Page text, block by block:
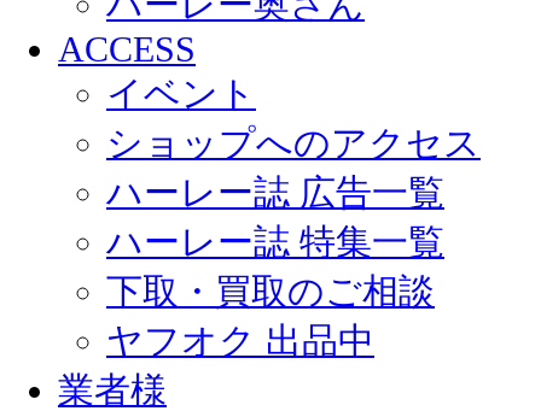
ACCESS
イベント
ショップへのアクセス
ハーレー誌 広告一覧
ハーレー誌 特集一覧
下取・買取のご相談
ヤフオク 出品中
業者様